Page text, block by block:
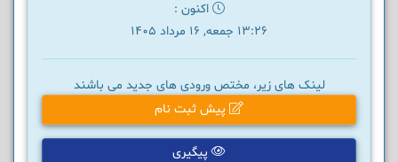
اکنون :
13:26 جمعه, 16 مرداد 1405
لینک های زیر، مختص ورودی های جدید می باشند
پیش ثبت نام
پیگیری